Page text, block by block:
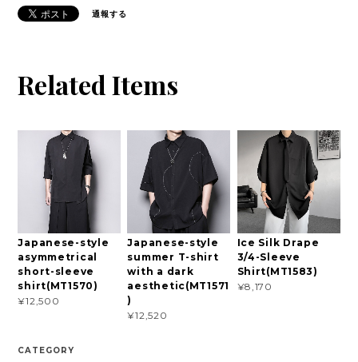
通報する
Related Items
Japanese-style
asymmetrical
short-sleeve
shirt(MT1570)
¥12,500
Japanese-style
summer T-shirt
with a dark
aesthetic(MT1571
)
¥12,520
Ice Silk Drape
3/4-Sleeve
Shirt(MT1583)
¥8,170
CATEGORY